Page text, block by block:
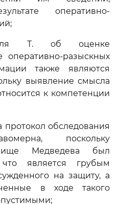
оперативно-
Т. об оценке
разыскных
также являются
выявление смысла
к компетенции
обследования
поскольку
Медведева был
является грубым
на защиту, а
в ходе такого